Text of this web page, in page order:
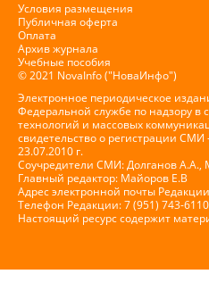
Условия размещения
Публичная оферта
Оплата
Архив журнала
Учебные пособия
© 2021 NovaInfo ("НоваИнфо")
Электронное периодическое
Федеральной службе по надзору
технологий и массовых
свидетельство о регистрации
23.07.2010 г.
Соучредители СМИ: Долганов А.А.,
Главный редактор: Майоров Е.В
Адрес электронной почты
Телефон Редакции: 7 (951) 743-6110
Настоящий ресурс содержит